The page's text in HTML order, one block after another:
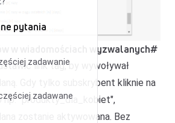
pytania
zadawanie
zadawane
w wiadomościach wyzwalanych#
link tag, by wywoływał
Gdy tylko subskrybent kliknie na
np. "produkty_dla_kobiet",
zostanie aktywowana. Bez